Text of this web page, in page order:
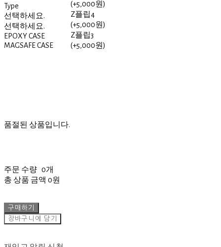
Type
선택하세요.
선택하세요.
EPOXY CASE
MAGSAFE CASE
(+5,000원)
Z플립4
(+5,000원)
Z플립3
(+5,000원)
품절된 상품입니다.
주문 수량 0개
총 상품 금액 0원
구매하기
장바구니에 담기